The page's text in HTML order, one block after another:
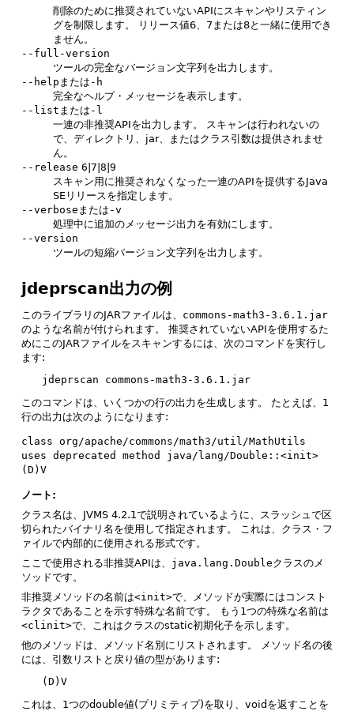
削除のために推奨されていないAPIにスキャンやリスティン
グを制限します。
リリース値6、7または8と一緒に使用でき
ません。
--full-version
ツールの完全なバージョン文字列を出力します。
--help または -h
完全なヘルプ・メッセージを表示します。
--list または -l
一連の非推奨APIを出力します。
スキャンは行われないの
で、ディレクトリ、jar、またはクラス引数は提供されませ
ん。
--release 6 7 8 9
スキャン用に推奨されなくなった一連のAPIを提供するJava
SEリリースを指定します。
--verbose または -v
処理中に追加のメッセージ出力を有効にします。
--version
ツールの短縮バージョン文字列を出力します。
jdeprscan出力の例
このライブラリのJARファイルは、 commons-math3-3.6.1.jar
のような名前が付けられます。
推奨されていないAPIを使用するた
めにこのJARファイルをスキャンするには、次のコマンドを実行し
ます:
jdeprscan commons-math3-3.6.1.jar
このコマンドは、いくつかの行の出力を生成します。
たとえば、1
行の出力は次のようになります:
class org/apache/commons/math3/util/MathUtils
uses deprecated method java/lang/Double::<init>
(D)V
ノート:
クラス名は、JVMS 4.2.1で説明されているように、スラッシュで区
切られたバイナリ名を使用して指定されます。
これは、クラス・フ
ァイルで内部的に使用される形式です。
ここで使用される非推奨APIは、 java.lang.Doubleクラスのメ
ソッドです。
非推奨メソッドの名前は<init>で、メソッドが実際にはコンスト
ラクタであることを示す特殊な名前です。
もう1つの特殊な名前は
<clinit>で、これはクラスのstatic初期化子を示します。
他のメソッドは、メソッド名別にリストされます。
メソッド名の後
には、引数リストと戻り値の型があります:
(D)V
これは、1つのdouble値(プリミティブ)を取り、voidを返すことを